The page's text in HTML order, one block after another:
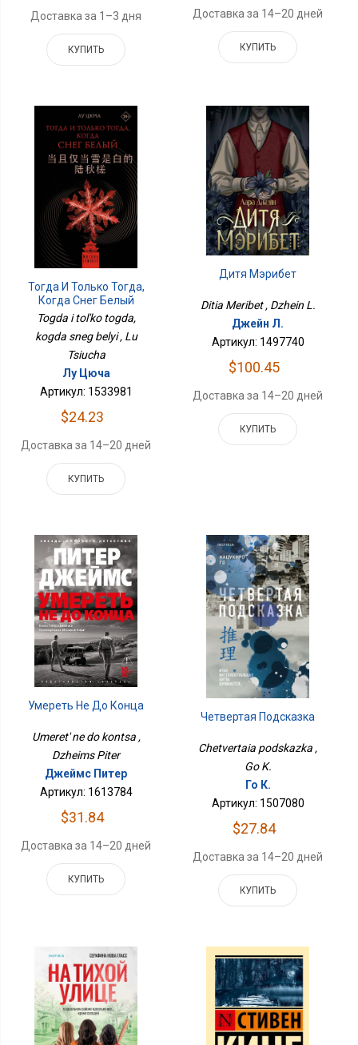
Доставка за 1–3 дня
КУПИТЬ
Доставка за 14–20 дней
КУПИТЬ
Тогда И Только Тогда,
Когда Снег Белый
Togda i tol'ko togda,
kogda sneg belyi , Lu
Tsiucha
Лу Цюча
Артикул: 1533981
$24.23
Доставка за 14–20 дней
КУПИТЬ
Дитя Мэрибет
Ditia Meribet , Dzhein L.
Джейн Л.
Артикул: 1497740
$100.45
Доставка за 14–20 дней
КУПИТЬ
Умереть Не До Конца
Umeret' ne do kontsa ,
Dzheims Piter
Джеймс Питер
Артикул: 1613784
$31.84
Доставка за 14–20 дней
КУПИТЬ
Четвертая Подсказка
Chetvertaia podskazka ,
Go K.
Го К.
Артикул: 1507080
$27.84
Доставка за 14–20 дней
КУПИТЬ